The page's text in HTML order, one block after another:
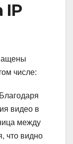
IP
числе:
видео в
между
что видно